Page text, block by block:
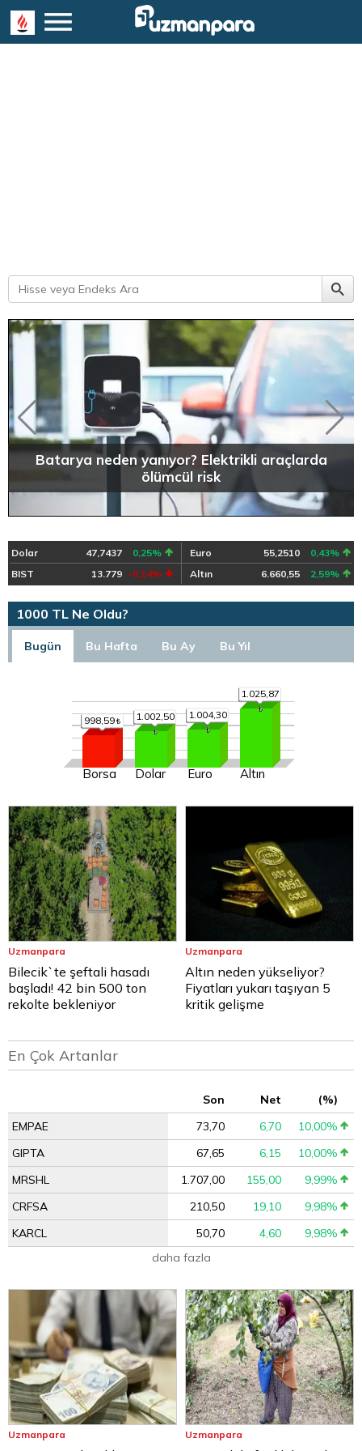
Batarya neden yanıyor? Elektrikli araçlarda
ölümcül risk
Dolar 47,7437 0,25% Euro 55,2510
0,43%
BIST
13.779 -0,14% Altın 6.660,55 2,59%
1000 TL Ne Oldu?
Bugün Bu Hafta Bu Ay Bu Yıl
998,59
Borsa
1.002,50
Dolar
1.004,30
Euro
1.025,87
Altın
Uzmanpara
Bilecik`te şeftali hasadı
başladı! 42 bin 500 ton
rekolte bekleniyor
Uzmanpara
Altın neden yükseliyor?
Fiyatları yukarı taşıyan 5
kritik gelişme
En Çok Artanlar
Son Net
(%)
EMPAE
73,70 6,70
10,00%
GIPTA
67,65 6,15
10,00%
MRSHL
1.707,00 155,00
9,99%
CRFSA
210,50 19,10
9,98%
KARCL
50,70 4,60
9,98%
daha fazla
Uzmanpara Uzmanpara